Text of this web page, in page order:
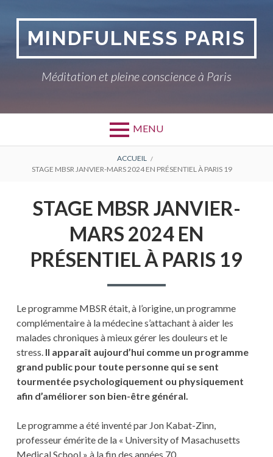
contenuMINDFULNESS PARIS
Méditation et pleine conscience à Paris
MENU
FIL
ACCUEIL
STAGE MBSR JANVIER-MARS 2024 EN PRÉSENTIEL À PARIS 19
STAGE MBSR JANVIER-
MARS 2024 EN
PRÉSENTIEL À PARIS 19
Le programme MBSR était, à l’origine, un programme
complémentaire à la médecine s’attachant à aider les
malades chroniques à mieux gérer les douleurs et le
stress. Il apparaît aujourd’hui comme un programme
grand public pour toute personne qui se sent
tourmentée psychologiquement ou physiquement
afin d’améliorer son bien-être général.
Le programme a été inventé par Jon Kabat-Zinn,
professeur émérite de la « University of Masachusetts
Medical School » à la fin des années 70.